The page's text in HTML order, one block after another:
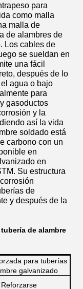
para
como malla
malla de
de alambres de
Los cables de
se sueldan en
una fácil
después de lo
agua o bajo
para
gasoductos
y la
así la vida
soldado está
carbono con un
en
en
Su estructura
de
y después de la
de alambre
para tuberías
galvanizado
Reforzarse